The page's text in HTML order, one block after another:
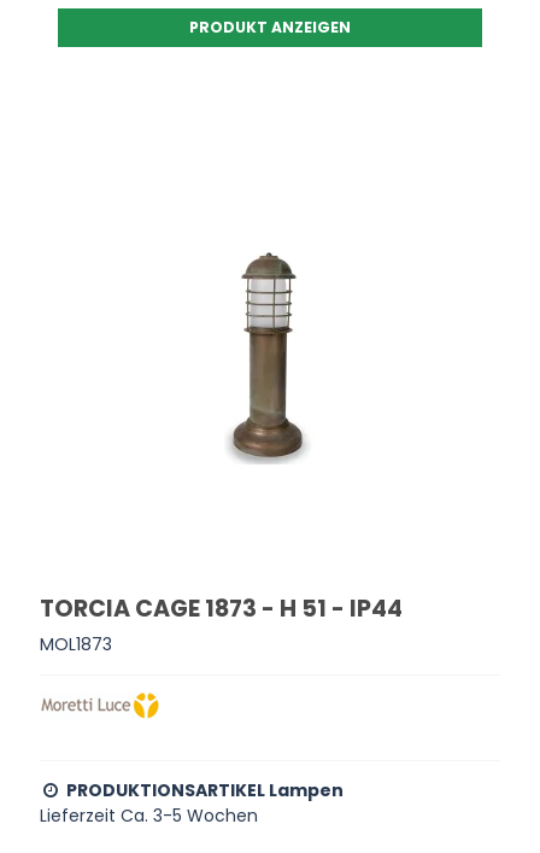
PRODUKT ANZEIGEN
TORCIA CAGE 1873 - H 51 - IP44
MOL1873
PRODUKTIONSARTIKEL Lampen
Lieferzeit Ca. 3-5 Wochen